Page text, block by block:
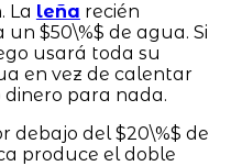
La leña recién
$50\%$ de agua. Si
usará toda su
en vez de calentar
para nada.
debajo del $20\%$ de
produce el doble